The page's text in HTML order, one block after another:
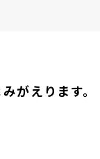
がえります。